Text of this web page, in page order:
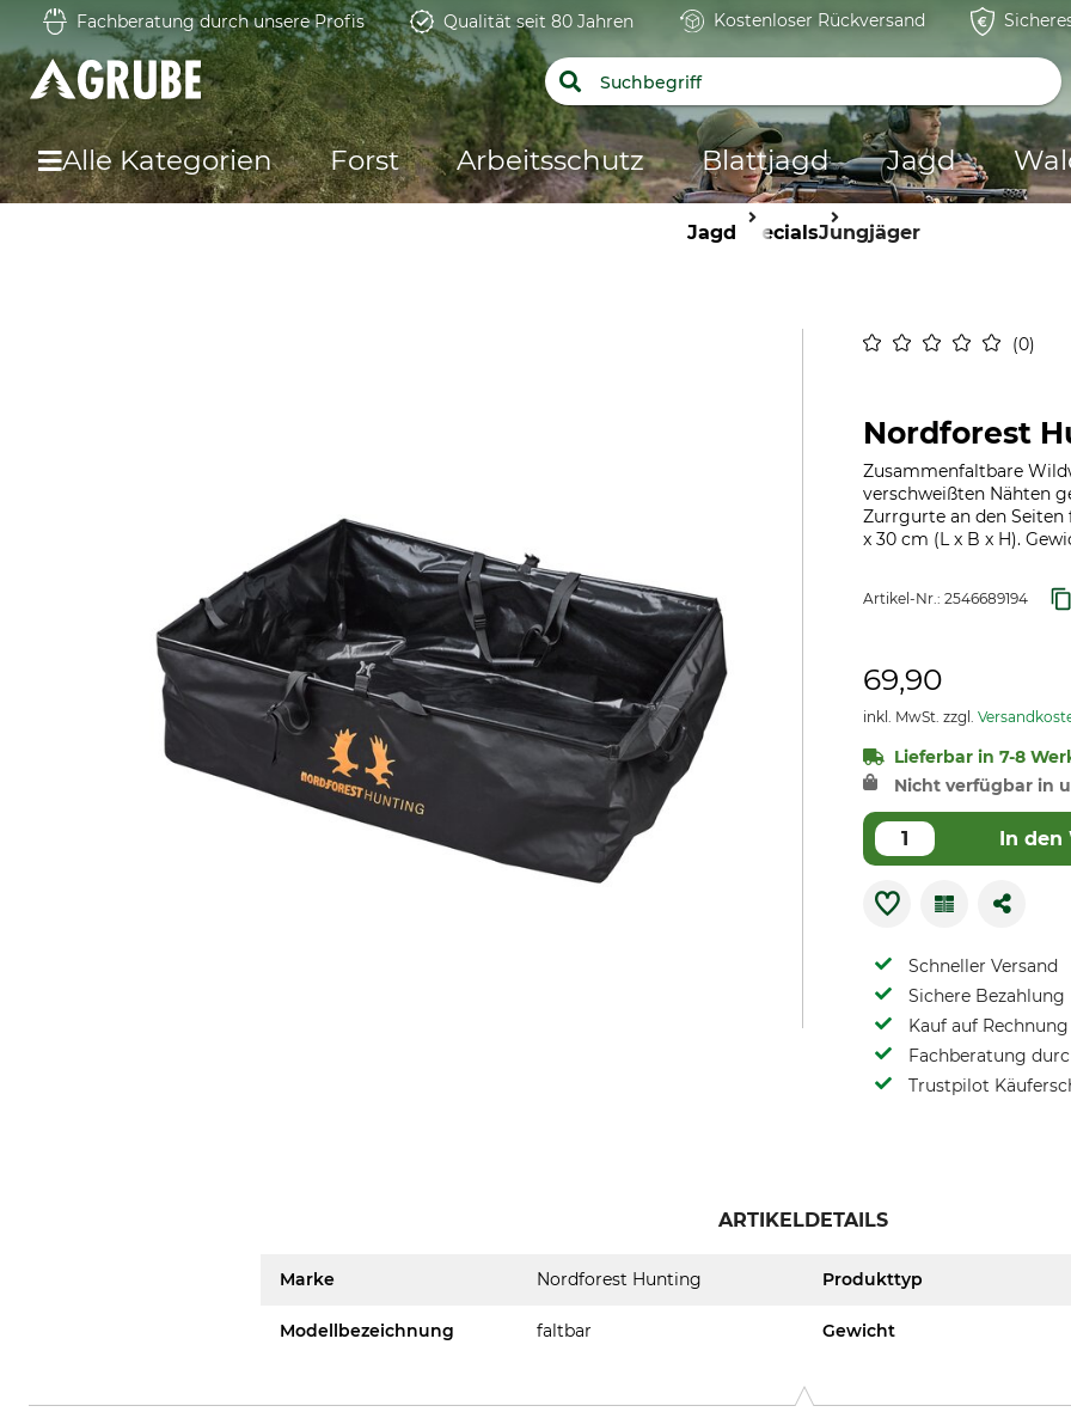
Fachberatung durch unsere Profis Qualität seit 80 Jahren Kostenloser Rückversand
Alle Kategorien Forst Arbeitsschutz Blattjagd Jagd
Jagd SpecialsJungjäger
0
Nordforest
Zusammenfaltbare
verschweißten Nähten
Zurrgurte an den Seiten
x 30 cm (L x B x H).
Artikel-Nr.: 2546689194
69,90
inkl. MwSt. zzgl.
Lieferbar in 7-8
Nicht verfügbar in
In den
Schneller Versand
Sichere Bezahlung
Kauf auf
Fachberatung
Trustpilot
ARTIKELDETAILS
Marke Nordforest Hunting Produkttyp
Modellbezeichnung faltbar Gewicht